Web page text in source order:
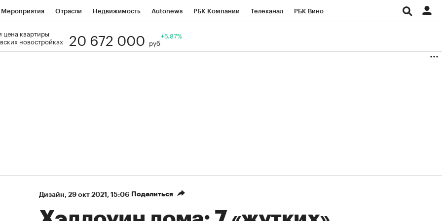
Мероприятия Отрасли Недвижимость Autonews РБК Компании Телеканал РБК Вино
Визионеры
цена квартиры
новостройках
20 672 000 руб
+5.87%
Дизайн⁠, 29 окт 2021, 15:06 Поделиться